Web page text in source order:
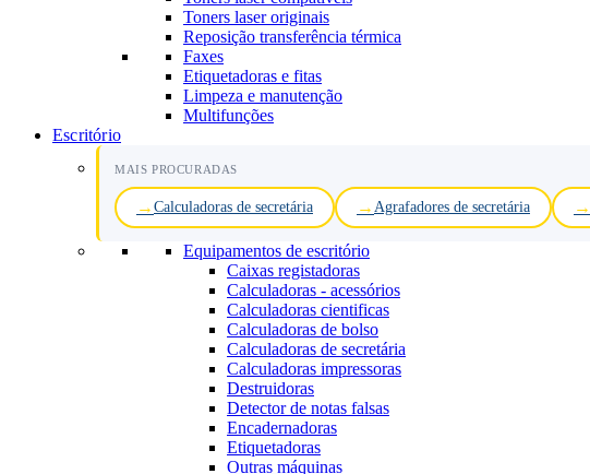
Toners laser originais
Reposição transferência térmica
Faxes
Etiquetadoras e fitas
Limpeza e manutenção
Multifunções
Escritório
MAIS PROCURADAS
Calculadoras de secretária Agrafadores de secretária
Equipamentos de escritório
Caixas registadoras
Calculadoras - acessórios
Calculadoras cientificas
Calculadoras de bolso
Calculadoras de secretária
Calculadoras impressoras
Destruidoras
Detector de notas falsas
Encadernadoras
Etiquetadoras
Outras máquinas